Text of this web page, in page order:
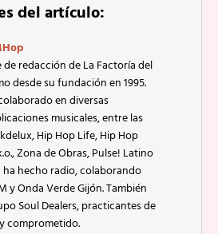
del artículo:
de redacción de La Factoría del
desde su fundación en 1995.
en diversas
musicales, entre las
Hip Hop Life, Hip Hop
Zona de Obras, Pulse! Latino
hecho radio, colaborando
y Onda Verde Gijón. También
Soul Dealers, practicantes de
comprometido.